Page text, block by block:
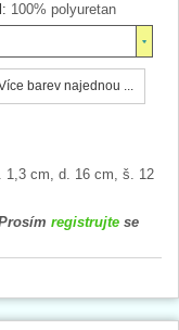
100% polyuretan
barev najednou ...
1,3 cm, d. 16 cm, š. 12
registrujte se